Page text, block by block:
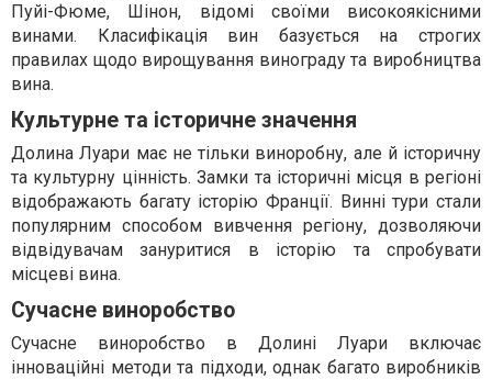
Пуйі-Фюме, Шінон, відомі своїми високоякісними
винами. Класифікація вин базується на строгих
правилах щодо вирощування винограду та виробництва
вина.
Культурне та історичне значення
Долина Луари має не тільки виноробну, але й історичну
та культурну цінність. Замки та історичні місця в регіоні
відображають багату історію Франції. Винні тури стали
популярним способом вивчення регіону, дозволяючи
відвідувачам зануритися в історію та спробувати
місцеві вина.
Сучасне виноробство
Сучасне виноробство в Долині Луари включає
інноваційні методи та підходи, однак багато виробників